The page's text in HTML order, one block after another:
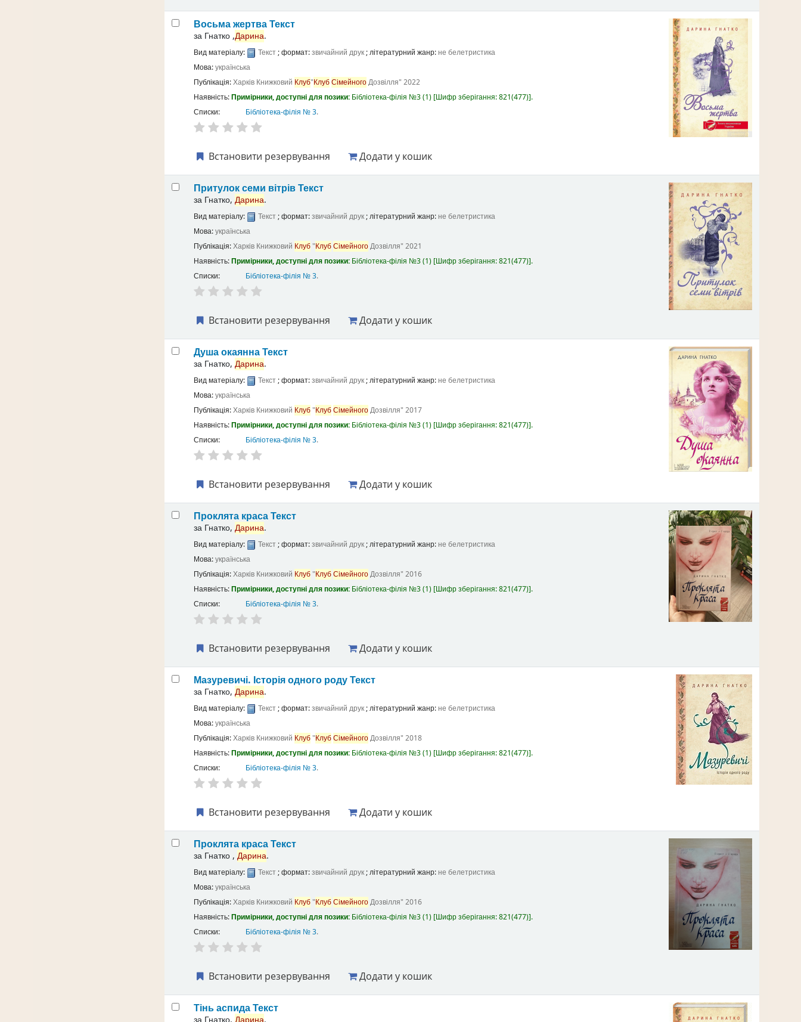
Восьма жертваТекст
за Гнатко ,Дарина.
Вид матеріалу: Текст; формат:звичайний друк; літературний жанр:не белетристика
Мова:українська
Публікація:Харків Книжковий Клуб"КлубСімейногоДозвілля" 2022
Наявність:Примірники, доступні для позики: Бібліотека-філія №3(1) Шифр зберігання:821(477) .
Списки:
Бібліотека-філія № 3.
Встановити резервування Додати у кошик
Притулок семи вітрівТекст
за Гнатко, Дарина.
Вид матеріалу: Текст; формат:звичайний друк; літературний жанр: не белетристика
Мова:українська
Публікація:Харків Книжковий Клуб"КлубСімейногоДозвілля" 2021
Наявність:Примірники, доступні для позики: Бібліотека-філія №3(1) Шифр зберігання:821(477) .
Списки:
Бібліотека-філія № 3.
Встановити резервування Додати у кошик
Душа окаяннаТекст
за Гнатко, Дарина.
Вид матеріалу: Текст; формат:звичайний друк; літературний жанр:не белетристика
Мова:українська
Публікація:Харків Книжковий Клуб"КлубСімейногоДозвілля" 2017
Наявність:Примірники, доступні для позики: Бібліотека-філія №3(1) Шифр зберігання:821(477) .
Списки:
Бібліотека-філія № 3.
Встановити резервування Додати у кошик
Проклята красаТекст
за Гнатко, Дарина.
Вид матеріалу: Текст; формат:звичайний друк; літературний жанр: не белетристика
Мова:українська
Публікація:Харків Книжковий Клуб"КлубСімейногоДозвілля" 2016
Наявність:Примірники, доступні для позики: Бібліотека-філія №3(1) Шифр зберігання:821(477) .
Списки:
Бібліотека-філія № 3.
Встановити резервування Додати у кошик
Мазуревичі. Історія одного родуТекст
за Гнатко, Дарина.
Вид матеріалу: Текст; формат:звичайний друк; літературний жанр:не белетристика
Мова:українська
Публікація:Харків Книжковий Клуб"КлубСімейногоДозвілля" 2018
Наявність:Примірники, доступні для позики: Бібліотека-філія №3(1) Шифр зберігання:821(477) .
Списки:
Бібліотека-філія № 3.
Встановити резервування Додати у кошик
Проклята красаТекст
за Гнатко , Дарина.
Вид матеріалу: Текст; формат:звичайний друк; літературний жанр: не белетристика
Мова:українська
Публікація:Харків Книжковий Клуб"КлубСімейногоДозвілля" 2016
Наявність:Примірники, доступні для позики: Бібліотека-філія №3(1) Шифр зберігання:821(477) .
Списки:
Бібліотека-філія № 3.
Встановити резервування Додати у кошик
Тінь аспидаТекст